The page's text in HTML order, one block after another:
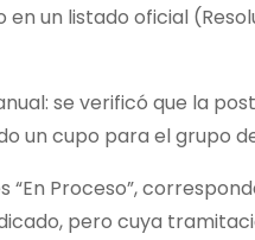
un listado oficial
se verificó que la
un cupo para el grupo
“En Proceso”,
pero cuya